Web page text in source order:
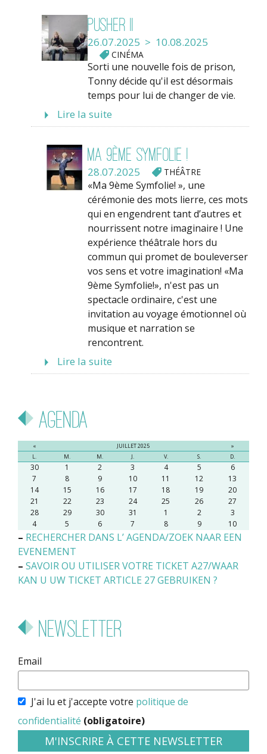
Pusher II
26.07.2025 > 10.08.2025
CINÉMA
Sorti une nouvelle fois de prison,
Tonny décide qu'il est désormais
temps pour lui de changer de vie.
Lire la suite
Ma 9ème Symfolie !
28.07.2025 THÉÂTRE
«Ma 9ème Symfolie! », une
cérémonie des mots lierre, ces mots
qui en engendrent tant d’autres et
nourrissent notre imaginaire ! Une
expérience théâtrale hors du
commun qui promet de bouleverser
vos sens et votre imagination! «Ma
9ème Symfolie!», n'est pas un
spectacle ordinaire, c'est une
invitation au voyage émotionnel où
musique et narration se
rencontrent.
Lire la suite
Agenda
« JUILLET 2025
»
L.
M. M. J. V. S. D.
30 1 2 3 4 5
6
7
8 9 10 11 12
13
14
15 16 17 18 19
20
21
22 23 24 25 26
27
28
29 30 31 1 2
3
4
5 6 7 8 9 10
– RECHERCHER DANS L’ AGENDA/ZOEK NAAR EEN
EVENEMENT
– SAVOIR OU UTILISER VOTRE TICKET A27/WAAR
KAN U UW TICKET ARTICLE 27 GEBRUIKEN ?
Newsletter
Email
J'ai lu et j'accepte votre politique de
confidentialité (obligatoire)